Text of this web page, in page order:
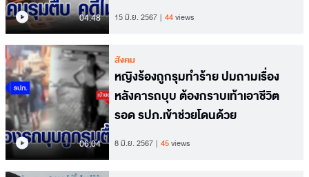
04.48 15 มิ.ย. 2567 44views
06.04
สังคม
หญิงร้องถูกรุมทำร้าย ปมถามเรื่อง
หลังคารถบุบ ต้องกราบเท้าเอาชีวิต
รอด รปภ.เข้าช่วยโดนด้วย
8 มิ.ย. 2567 45views